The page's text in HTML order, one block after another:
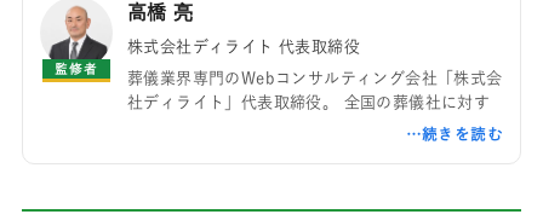
想いに寄り添った対応に努めています。また、地域の皆様が葬
儀や終活について正しい知識を持ち、安心して備えられる環境
づくりも重要な役割の一つと考えています。
監修者
高橋 亮
株式会社ディライト 代表取締役
葬儀業界専門のWebコンサルティング会社「株式会
社ディライト」代表取締役。 全国の葬儀社に対す
るWeb戦略支援を手掛け、ホームページ制作、SEO